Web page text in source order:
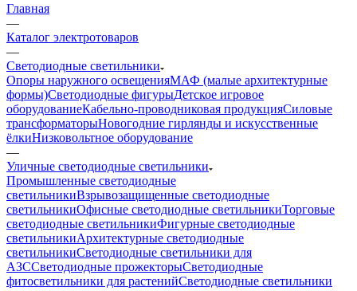
Главная
—
Каталог электротоваров
—
Светодиодные светильники
Опоры наружного освещенияМАФ (малые архитектурные
формы)Светодиодные фигурыДетское игровое
оборудованиеКабельно-проводниковая продукцияСиловые
трансформаторыНовогодние гирлянды и искусственные
ёлкиНизковольтное оборудование
—
Уличные светодиодные светильники
Промышленные светодиодные
светильникиВзрывозащищенные светодиодные
светильникиОфисные светодиодные светильникиТорговые
светодиодные светильникиФигурные светодиодные
светильникиАрхитектурные светодиодные
светильникиСветодиодные светильники для
АЗССветодиодные прожекторыСветодиодные
фитосветильники для растенийСветодиодные светильники